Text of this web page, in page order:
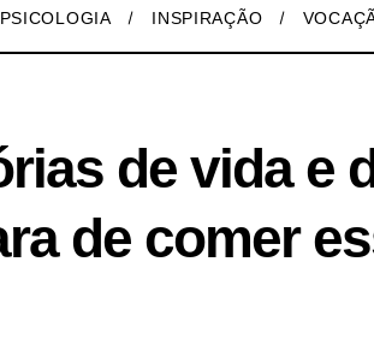
PSICOLOGIA INSPIRAÇÃO
de vida e
de comer